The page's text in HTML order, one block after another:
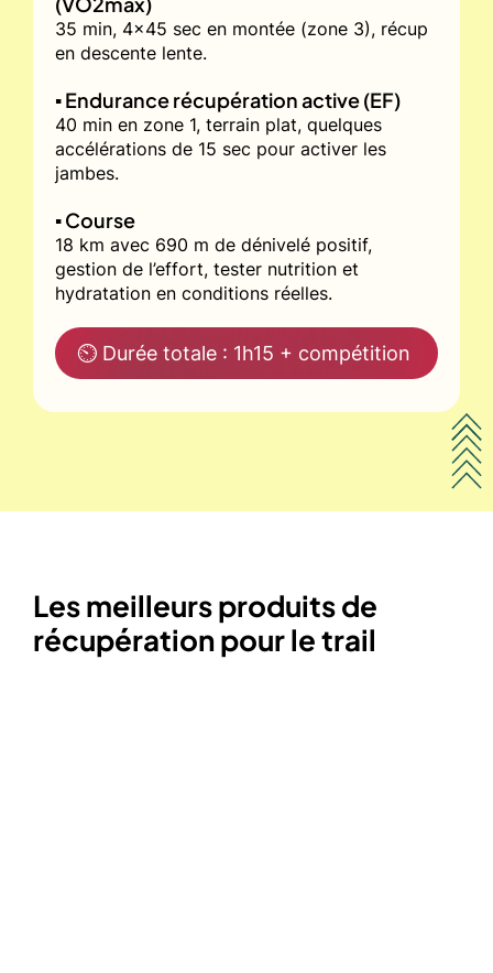
35 min, 4x45 sec en montée (zone 3), récup
en descente lente.
▪️ Endurance récupération active (EF)
40 min en zone 1, terrain plat, quelques
accélérations de 15 sec pour activer les
jambes.
▪️ Course
18 km avec 690 m de dénivelé positif,
gestion de l’effort, tester nutrition et
hydratation en conditions réelles.
⏲ Durée totale : 1h15 + compétition
Les meilleurs produits de
récupération pour le trail